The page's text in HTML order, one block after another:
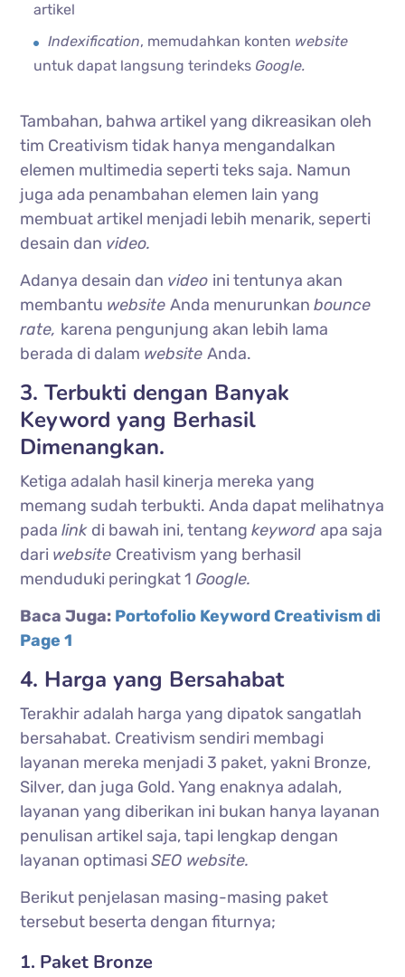
artikel
Indexification, memudahkan konten website
untuk dapat langsung terindeks Google.
Tambahan, bahwa artikel yang dikreasikan oleh
tim Creativism tidak hanya mengandalkan
elemen multimedia seperti teks saja. Namun
juga ada penambahan elemen lain yang
membuat artikel menjadi lebih menarik, seperti
desain dan video.
Adanya desain dan video ini tentunya akan
membantu websiteAnda menurunkanbounce
rate, karena pengunjung akan lebih lama
berada di dalam websiteAnda.
3. Terbukti dengan Banyak
Keyword yang Berhasil
Dimenangkan.
Ketiga adalah hasil kinerja mereka yang
memang sudah terbukti. Anda dapat melihatnya
padalink di bawah ini, tentangkeywordapa saja
dari website Creativism yang berhasil
menduduki peringkat 1 Google.
Baca Juga: Portofolio Keyword Creativism di
Page 1
4. Harga yang Bersahabat
Terakhir adalah harga yang dipatok sangatlah
bersahabat. Creativism sendiri membagi
layanan mereka menjadi 3 paket, yakni Bronze,
Silver, dan juga Gold. Yang enaknya adalah,
layanan yang diberikan ini bukan hanya layanan
penulisan artikel saja, tapi lengkap dengan
layanan optimasiSEO website.
Berikut penjelasan masing-masing paket
tersebut beserta dengan fiturnya;
1. Paket Bronze